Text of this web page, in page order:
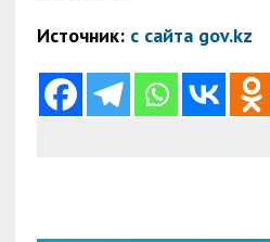
Источник: с сайта gov.kz